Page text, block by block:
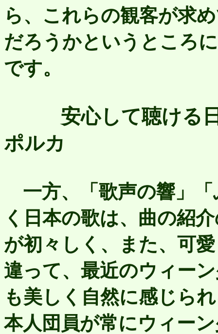
ら、これらの観客が求
だろうかというところ
です。
安心して聴ける
ポルカ
一方、「歌声の響」「
く日本の歌は、曲の紹
が初々しく、また、可
違って、最近のウィー
も美しく自然に感じら
本人団員が常にウィー